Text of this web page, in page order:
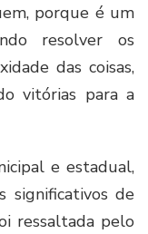
porque é um
resolver os
das coisas,
vitórias para a
e estadual,
significativos de
ressaltada pelo